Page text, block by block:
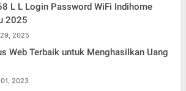
L L Login Password WiFi Indihome
2025
2025
Web Terbaik untuk Menghasilkan Uang
2023